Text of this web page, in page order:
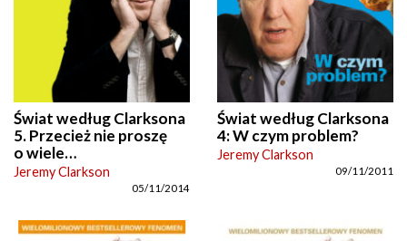
Świat według Clarksona
5. Przecież nie proszę
o wiele…
Jeremy Clarkson
05/11/2014
Świat według Clarksona
4: W czym problem?
Jeremy Clarkson
09/11/2011